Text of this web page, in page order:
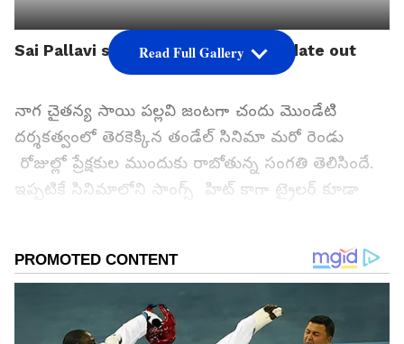
Sai Pallavi starrer Thandel film update out
నాగ చైతన్య సాయి పల్లవి జంటగా చందు మొండేటి
దర్శకత్వంలో తెరకెక్కిన తండేల్ సినిమా మరో రెండు
రోజుల్లో ప్రేక్షకుల ముందుకు రాబోతున్న సంగతి తెలిసిందే.
ఇప్పటికే సినిమాలోని సాంగ్స్ హిట్ కాగా ట్రైలర్ కూడా
నాగ చైతన్య కెరీర్ బెస్ట్ మూవీగా చెప్పుకుంటున్న తండేల్
బిజినెస్ విషయంలో కూడా అదరగొట్టేసిందనే వినికిడి. గీతా
ఆర్ట్స్ 2 బ్యానర్ లో అల్లు అరవింద్ సమర్పించిన ఈ
సినిమాను బన్నీ వాసు నిర్మించారు. ఈ చిత్రం ప్రి రిలీజ్
Read Full Gallery